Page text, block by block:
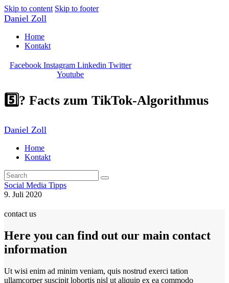
Skip to content Skip to footer
Daniel Zoll
Home
Kontakt
Facebook Instagram Linkedin Twitter
Youtube
5️⃣? Facts zum TikTok-Algorithmus
Daniel Zoll
Home
Kontakt
Social Media Tipps
9. Juli 2020
contact us
Here you can find out our main contact
information
Ut wisi enim ad minim veniam, quis nostrud exerci tation
ullamcorper suscipit lobortis nisl ut aliquip ex ea commodo